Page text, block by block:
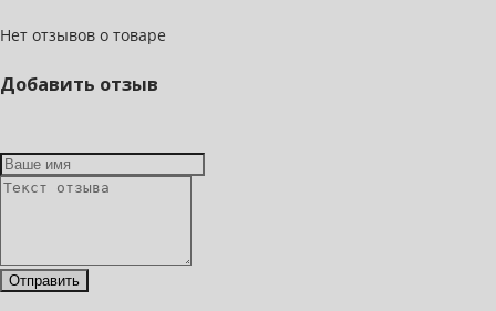
Нет отзывов о товаре
Добавить отзыв